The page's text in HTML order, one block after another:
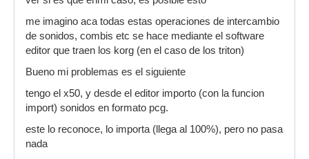
me imagino aca todas estas operaciones de intercambio
de sonidos, combis etc se hace mediante el software
editor que traen los korg (en el caso de los triton)
Bueno mi problemas es el siguiente
tengo el x50, y desde el editor importo (con la funcion
import) sonidos en formato pcg.
este lo reconoce, lo importa (llega al 100%), pero no pasa
nada